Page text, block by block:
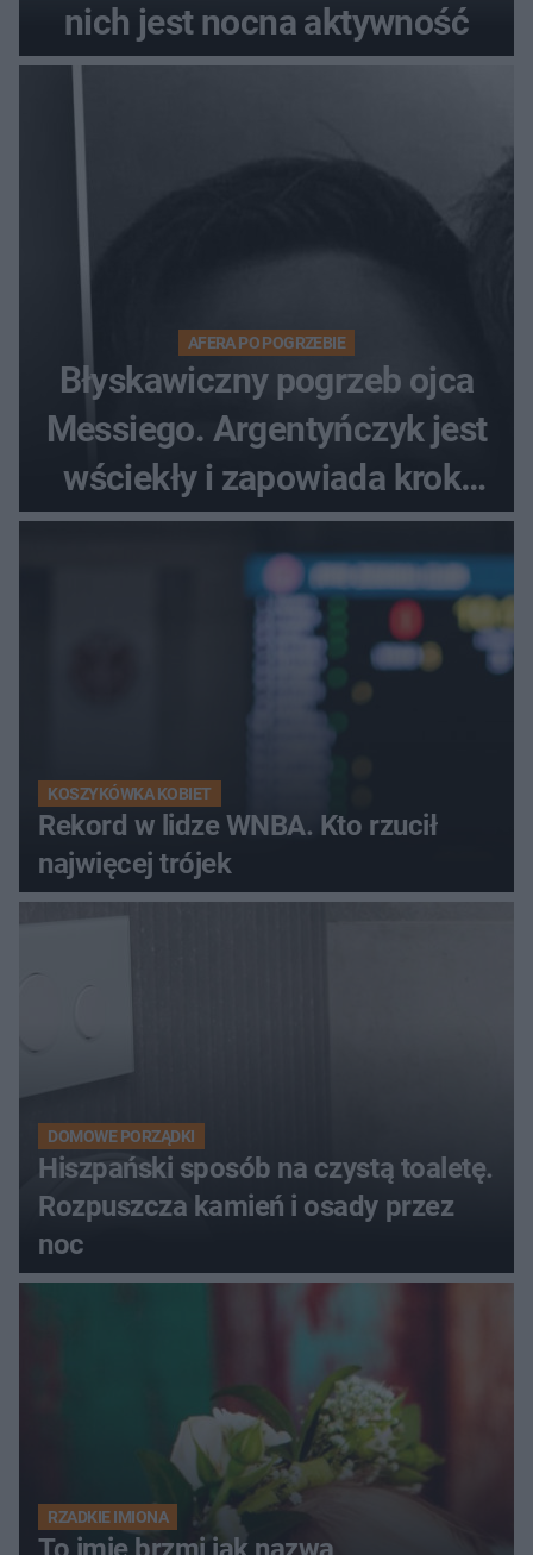
nich jest nocna aktywność
AFERA PO POGRZEBIE
Błyskawiczny pogrzeb ojca
Messiego. Argentyńczyk jest
wściekły i zapowiada kroki
prawne
KOSZYKÓWKA KOBIET
Rekord w lidze WNBA. Kto rzucił
najwięcej trójek
DOMOWE PORZĄDKI
Hiszpański sposób na czystą toaletę.
Rozpuszcza kamień i osady przez
noc
RZADKIE IMIONA